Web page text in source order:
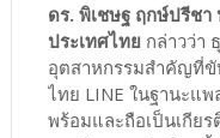
ดร. พิเชษฐ ฤกษ์ปรีชา
ประเทศไทย กล่าวว่า
อุตสาหกรรมสำคัญที่ขั
ไทย LINE ในฐานะแ
พร้อมและถือเป็นเกีย